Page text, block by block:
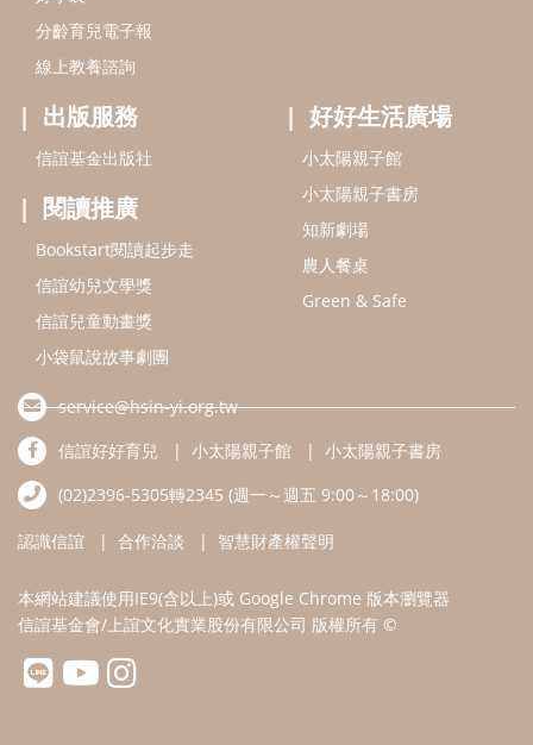
信誼兒童動畫獎
小袋鼠說故事劇團
service@hsin-yi.org.tw
信誼好好育兒
小太陽親子書房
(02)2396-5305轉2345 (週一～週五 9:00～18:00)
認識信誼 合作洽談 智慧財產權聲明
本網站建議使用IE9(含以上)或 Google Chrome 版本瀏覽器
信誼基金會/上誼文化實業股份有限公司 版權所有 ©